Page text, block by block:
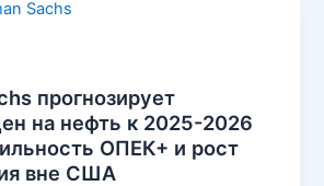
прогнозирует
на нефть к 2025-2026
ОПЕК+ и рост
вне США